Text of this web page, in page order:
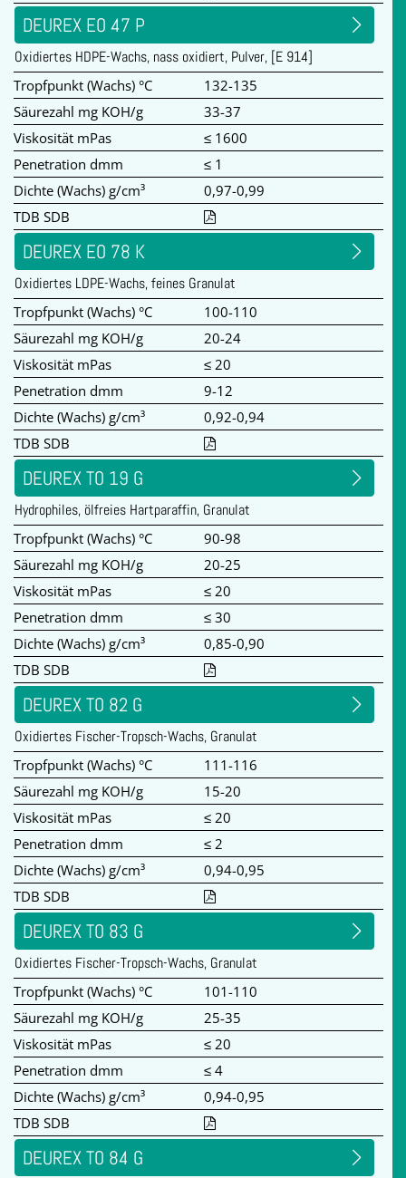
DEUREX EO 47 P
Oxidiertes HDPE-Wachs, nass oxidiert, Pulver, [E 914]
Tropfpunkt (Wachs) °C
132-135
Säurezahl mg KOH/g
33-37
Viskosität mPas
≤ 1600
Penetration dmm
≤ 1
Dichte (Wachs) g/cm³
0,97-0,99
TDB SDB
DEUREX EO 78 K
Oxidiertes LDPE-Wachs, feines Granulat
Tropfpunkt (Wachs) °C
100-110
Säurezahl mg KOH/g
20-24
Viskosität mPas
≤ 20
Penetration dmm
9-12
Dichte (Wachs) g/cm³
0,92-0,94
TDB SDB
DEUREX TO 19 G
Hydrophiles, ölfreies Hartparaffin, Granulat
Tropfpunkt (Wachs) °C
90-98
Säurezahl mg KOH/g
20-25
Viskosität mPas
≤ 20
Penetration dmm
≤ 30
Dichte (Wachs) g/cm³
0,85-0,90
TDB SDB
DEUREX TO 82 G
Oxidiertes Fischer-Tropsch-Wachs, Granulat
Tropfpunkt (Wachs) °C
111-116
Säurezahl mg KOH/g
15-20
Viskosität mPas
≤ 20
Penetration dmm
≤ 2
Dichte (Wachs) g/cm³
0,94-0,95
TDB SDB
DEUREX TO 83 G
Oxidiertes Fischer-Tropsch-Wachs, Granulat
Tropfpunkt (Wachs) °C
101-110
Säurezahl mg KOH/g
25-35
Viskosität mPas
≤ 20
Penetration dmm
≤ 4
Dichte (Wachs) g/cm³
0,94-0,95
TDB SDB
DEUREX TO 84 G